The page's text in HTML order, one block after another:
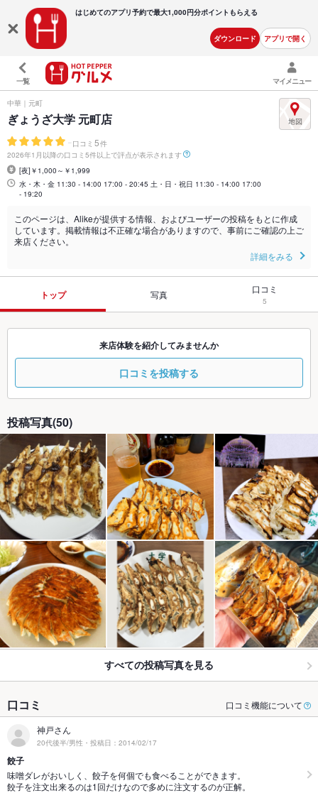
はじめてのアプリ予約で最大1,000円分ポイントもらえる
ダウンロード アプリで開く
一覧 マイメニュー
中華｜元町
ぎょうざ大学 元町店
- 口コミ 5件
2026年1月以降の口コミ5件以上で評点が表示されます
[夜]￥1,000～￥1,999
水・木・金 11:30 - 14:00 17:00 - 20:45 土・日・祝日 11:30 - 14:00 17:00
- 19:20
このページは、Alikeが提供する情報、およびユーザーの投稿をもとに作成
しています。掲載情報は不正確な場合がありますので、事前にご確認の上ご
来店ください。
詳細をみる
トップ 写真 口コミ
5
来店体験を紹介してみませんか
口コミを投稿する
投稿写真(50)
すべての投稿写真を見る
口コミ 口コミ機能について
神戸さん
20代後半/男性・投稿日：2014/02/17
餃子
味噌ダレがおいしく、餃子を何個でも食べることができます。
餃子を注文出来るのは1回だけなので多めに注文するのが正解。